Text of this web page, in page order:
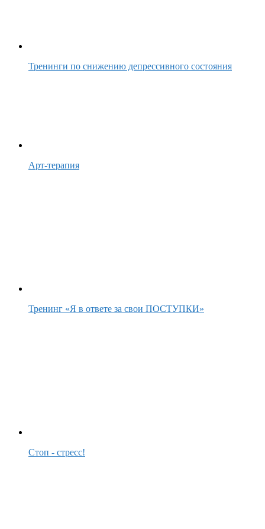
Тренинги по снижению депрессивного состояния
Арт-терапия
Тренинг «Я в ответе за свои ПОСТУПКИ»
Стоп - стресс!